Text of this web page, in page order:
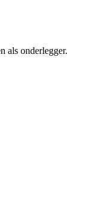
als onderlegger.